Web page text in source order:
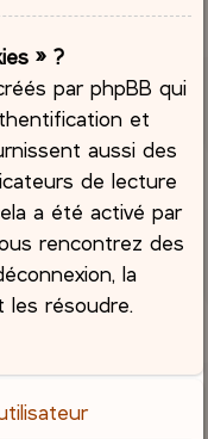
» ?
par phpBB qui
et
aussi des
de lecture
a été activé par
rencontrez des
la
les résoudre.